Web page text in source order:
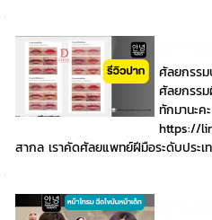
ศัลยกรรม
ศัลยกรร
ทักมานะค
https://
สากล เราคัดศัลยแพทย์ฝีมือระดับประเ